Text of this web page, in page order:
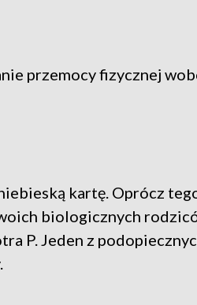
przemocy fizycznej
kartę. Oprócz
biologicznych
P. Jeden z